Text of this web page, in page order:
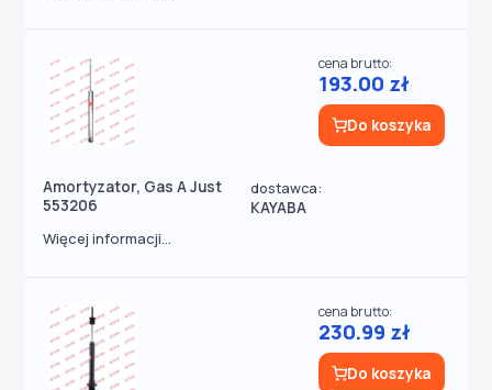
Amortyzator, Gas A Just
553206
dostawca:
KAYABA
cena brutto:
193.00 zł
Do koszyka
Więcej informacji...
cena brutto:
230.99 zł
Do koszyka